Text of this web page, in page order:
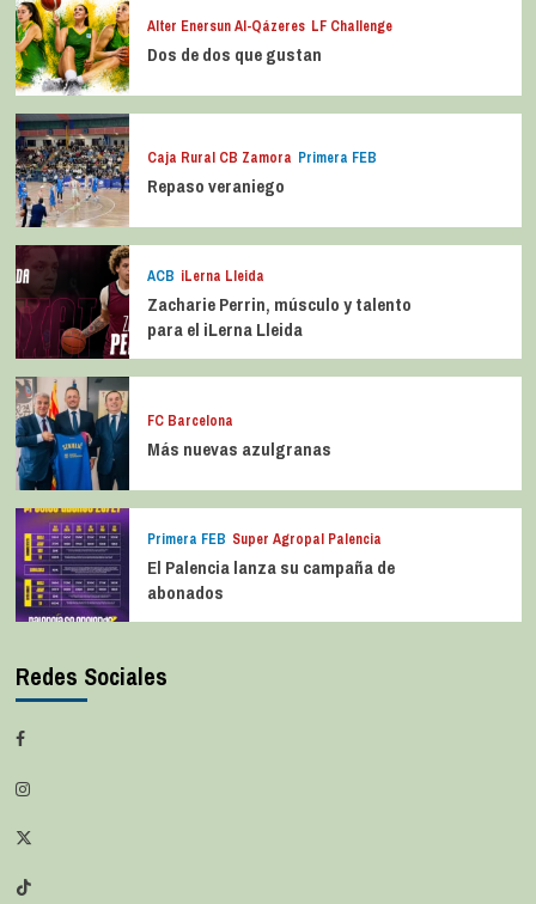
Alter Enersun Al-Qázeres LF Challenge
Dos de dos que gustan
Caja Rural CB Zamora Primera FEB
Repaso veraniego
ACB iLerna Lleida
Zacharie Perrin, músculo y talento
para el iLerna Lleida
FC Barcelona
Más nuevas azulgranas
Primera FEB Super Agropal Palencia
El Palencia lanza su campaña de
abonados
Redes Sociales